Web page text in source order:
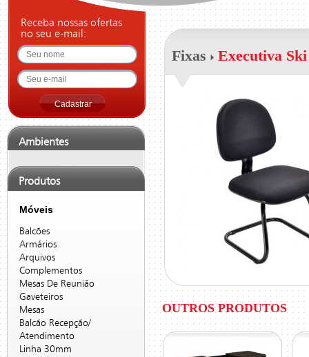
Receba nossas ofertas
no seu e-mail:
Ambientes
Produtos
Móveis
Balcões
Armários
Arquivos
Complementos
Mesas De Reunião
Gaveteiros
Mesas
Balcão Recepção/
Atendimento
Linha 30mm
Fixas Executiva Ski
OUTROS PRODUTOS